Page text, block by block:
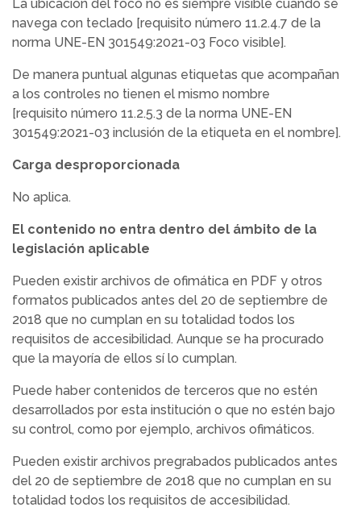
La ubicación del foco no es siempre visible cuando se
navega con teclado [requisito número 11.2.4.7 de la
norma UNE-EN 301549:2021-03 Foco visible].
De manera puntual algunas etiquetas que acompañan
a los controles no tienen el mismo nombre
[requisito número 11.2.5.3 de la norma UNE-EN
301549:2021-03 inclusión de la etiqueta en el nombre].
Carga desproporcionada
No aplica.
El contenido no entra dentro del ámbito de la
legislación aplicable
Pueden existir archivos de ofimática en PDF y otros
formatos publicados antes del 20 de septiembre de
2018 que no cumplan en su totalidad todos los
requisitos de accesibilidad. Aunque se ha procurado
que la mayoría de ellos sí lo cumplan.
Puede haber contenidos de terceros que no estén
desarrollados por esta institución o que no estén bajo
su control, como por ejemplo, archivos ofimáticos.
Pueden existir archivos pregrabados publicados antes
del 20 de septiembre de 2018 que no cumplan en su
totalidad todos los requisitos de accesibilidad.